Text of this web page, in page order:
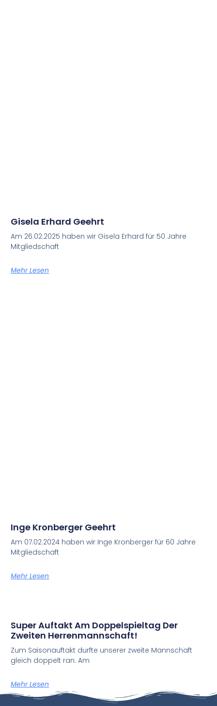
Gisela Erhard Geehrt
Am 26.02.2025 haben wir Gisela Erhard für 50 Jahre
Mitgliedschaft
Mehr Lesen
Inge Kronberger Geehrt
Am 07.02.2024 haben wir Inge Kronberger für 60 Jahre
Mitgliedschaft
Mehr Lesen
Super Auftakt Am Doppelspieltag Der
Zweiten Herrenmannschaft!
Zum Saisonauftakt durfte unserer zweite Mannschaft
gleich doppelt ran. Am
Mehr Lesen